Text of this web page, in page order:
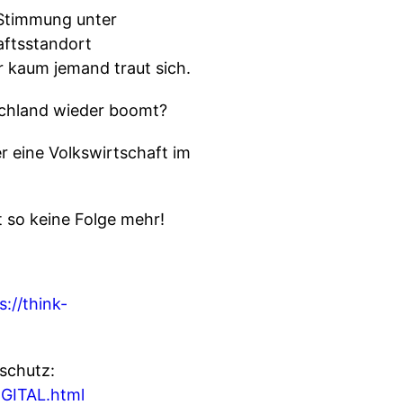
unter
kaum jemand traut sich.
wieder boomt?
eine Volkswirtschaft im
keine Folge mehr!
think-